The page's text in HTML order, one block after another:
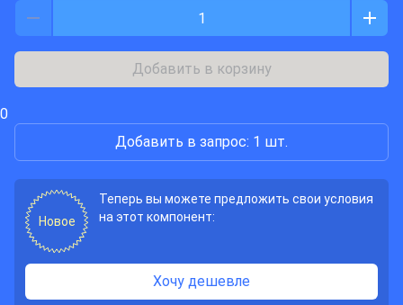
Добавить в корзину
0
Добавить в запрос: 1 шт.
Новое
Теперь вы можете предложить свои условия
на этот компонент:
Хочу дешевле